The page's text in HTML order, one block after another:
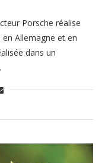
Porsche réalise
Allemagne et en
dans un